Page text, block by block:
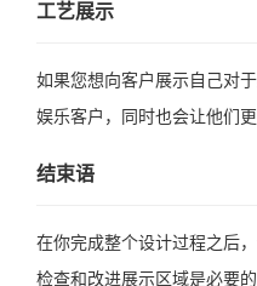
工艺展示
如果您想向客户展示自己对
娱乐客户，同时也会让他们
结束语
在你完成整个设计过程之后
检查和改进展示区域是必要的